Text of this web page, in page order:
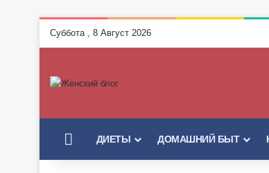
Суббота , 8 Август 2026
ГЛАВНАЯ
ДИЕТЫ ДОМАШНИЙ БЫТ